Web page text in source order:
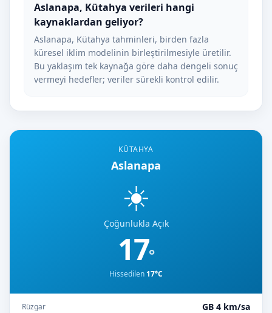
KÜTAHYA
Aslanapa
☀️
Çoğunlukla Açık
17°
Hissedilen 17°C
Rüzgar GB 4 km/sa
Aslanapa, Kütahya verileri hangi
kaynaklardan geliyor?
Aslanapa, Kütahya tahminleri, birden fazla
küresel iklim modelinin birleştirilmesiyle üretilir.
Bu yaklaşım tek kaynağa göre daha dengeli sonuç
vermeyi hedefler; veriler sürekli kontrol edilir.